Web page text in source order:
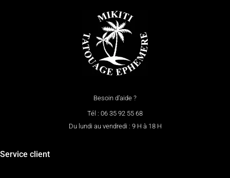
Besoin d’aide ?
Tél : 06 35 92 55 68
Du lundi au vendredi : 9 H à 18 H
Service client